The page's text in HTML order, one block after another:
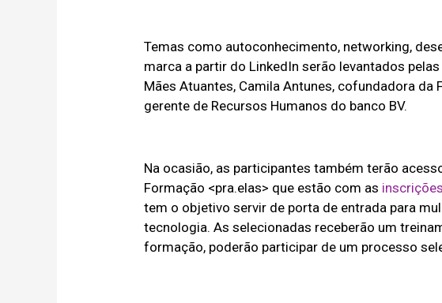
Temas como autoconhecimento, networking,
marca a partir do LinkedIn serão levantados
Mães Atuantes, Camila Antunes, cofundadora da
gerente de Recursos Humanos do banco BV.
Na ocasião, as participantes também terão
Formação <pra.elas> que estão com as
tem o objetivo servir de porta de entrada para
tecnologia. As selecionadas receberão um
formação, poderão participar de um processo